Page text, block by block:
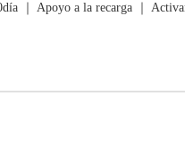
｜ Apoyo a la recarga ｜